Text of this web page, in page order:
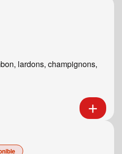
lardons, champignons,